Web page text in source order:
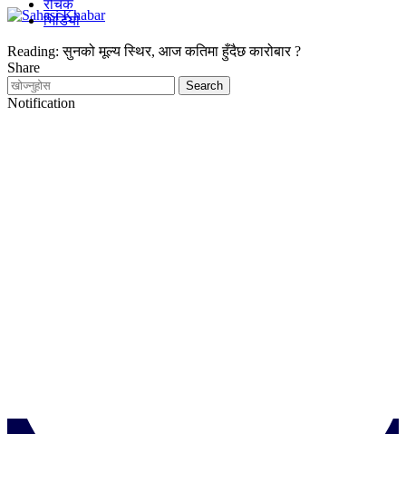
रोचक
भिडियो
Reading: सुनको मूल्य स्थिर, आज कतिमा हुँदैछ कारोबार ?
Share
Notification